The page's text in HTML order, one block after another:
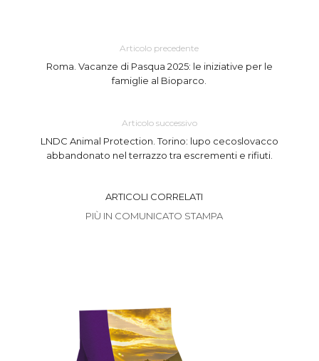
Articolo precedente
Roma. Vacanze di Pasqua 2025: le iniziative per le
famiglie al Bioparco.
Articolo successivo
LNDC Animal Protection. Torino: lupo cecoslovacco
abbandonato nel terrazzo tra escrementi e rifiuti.
ARTICOLI CORRELATI
PIÙ IN COMUNICATO STAMPA